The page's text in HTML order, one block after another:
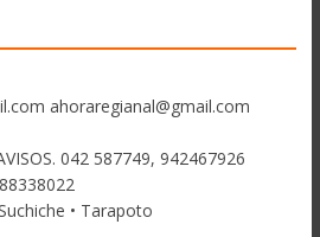
ahoraregianal@gmail.com
042 587749, 942467926
• Tarapoto